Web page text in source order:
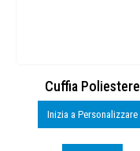
Cuffia Poliestere
Inizia a Personalizzare